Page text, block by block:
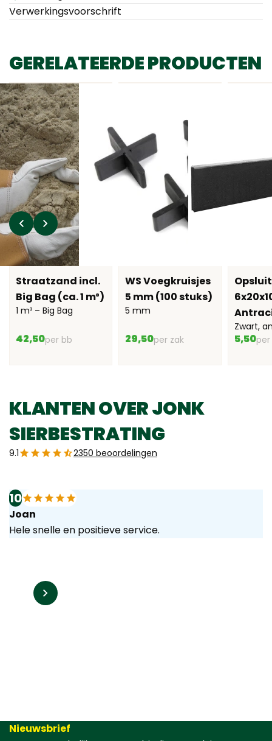
Verwerkingsvoorschrift
GERELATEERDE PRODUCTEN
Straatzand incl.
Big Bag (ca. 1 m³)
1 m³ – Big Bag
42,50per bb
WS Voegkruisjes
5 mm (100 stuks)
5 mm
29,50per zak
Zwart,
5,50
KLANTEN OVER JONK
SIERBESTRATING
9.1 2350 beoordelingen
10
Joan
Hele snelle en positieve service.
Nieuwsbrief